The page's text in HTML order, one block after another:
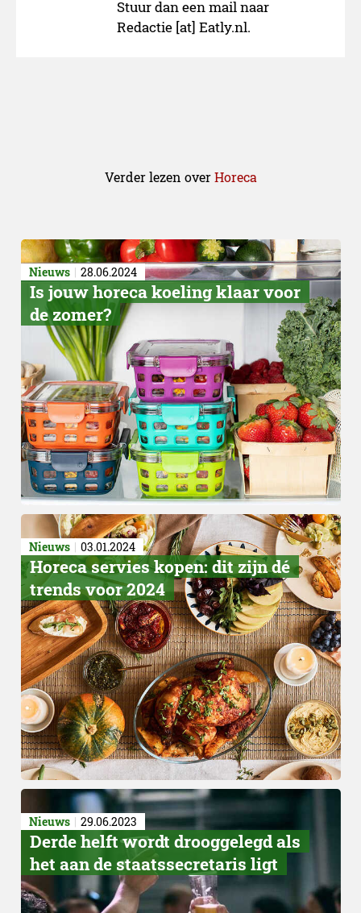
Stuur dan een mail naar
Redactie [at] Eatly.nl.
Verder lezen overHoreca
Nieuws 28.06.2024
Is jouw horeca koeling klaar voor
de zomer?
Nieuws 03.01.2024
​Horeca servies kopen: dit zijn dé
trends voor 2024
Nieuws 29.06.2023
Derde helft wordt drooggelegd als
het aan de staatssecretaris ligt